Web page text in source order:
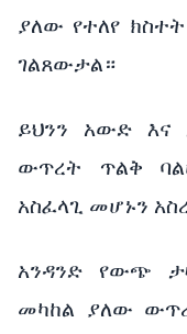
ያለው የተለየ
ገልጸውታል።
ይህንን አውድ እና
ውጥረት ጥልቅ
አስፈላጊ መሆኑን
አንዳንድ የውጭ
መካከል ያለው